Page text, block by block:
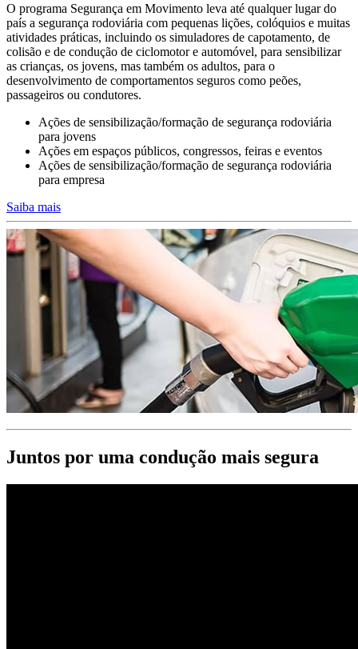
CONDUÇÃO EM CONTEXTO
PROFISSIONAL
Conduzir em trabalho ou para o trabalho
A formação dos condutores da sua empresa deve integrar planos de
formação
e objetivos diferenciados consoante a finalidade da utilização da
viatura de serviço.
Condutores profissionais permanentes de elevada exposição ao
risco
ou condutores pendulares e de viaturas de função.
>>>
O programa Segurança em Movimento leva até qualquer lugar do
país a segurança rodoviária com pequenas lições, colóquios e muitas
atividades práticas, incluindo os simuladores de capotamento, de
colisão e de condução de ciclomotor e automóvel, para sensibilizar
as crianças, os jovens, mas também os adultos, para o
desenvolvimento de comportamentos seguros como peões,
passageiros ou condutores.
Ações de sensibilização/formação de segurança rodoviária
para jovens
Ações em espaços públicos, congressos, feiras e eventos
Ações de sensibilização/formação de segurança rodoviária
para empresa
Saiba mais
Juntos por uma condução mais segura